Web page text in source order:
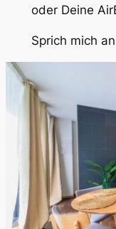
oder Deine
Sprich mich